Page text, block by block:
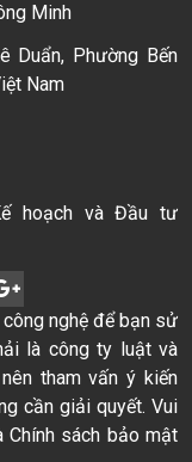
Minh
Duẩn, Phường Bến
Nam
hoạch và Đầu tư
nghệ để bạn sử
là công ty luật và
tham vấn ý kiến
cần giải quyết. Vui
sách bảo mật